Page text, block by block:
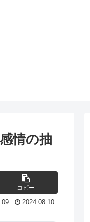
情の抽
コピー
2024.08.10